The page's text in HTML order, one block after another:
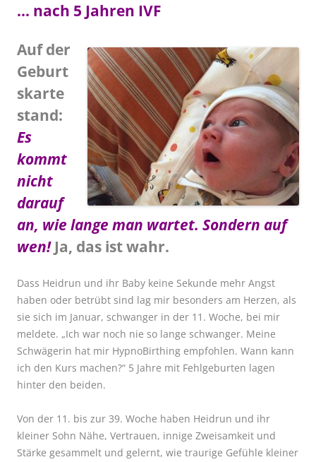
… nach 5 Jahren IVF
Auf der
Geburt
skarte
stand:
Es
kommt
nicht
darauf
an, wie lange man wartet. Sondern auf
wen!Ja, das ist wahr.
Dass Heidrun und ihr Baby keine Sekunde mehr Angst
haben oder betrübt sind lag mir besonders am Herzen, als
sie sich im Januar, schwanger in der 11. Woche, bei mir
meldete. „Ich war noch nie so lange schwanger. Meine
Schwägerin hat mir HypnoBirthing empfohlen. Wann kann
ich den Kurs machen?“ 5 Jahre mit Fehlgeburten lagen
hinter den beiden.
Von der 11. bis zur 39. Woche haben Heidrun und ihr
kleiner Sohn Nähe, Vertrauen, innige Zweisamkeit und
Stärke gesammelt und gelernt, wie traurige Gefühle kleiner